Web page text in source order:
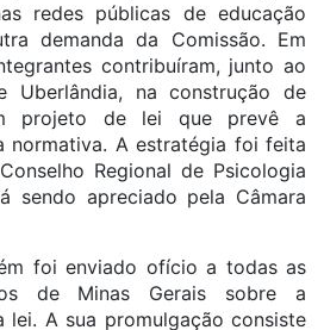
redes públicas de educação
demanda da Comissão. Em
contribuíram, junto ao
Uberlândia, na construção de
projeto de lei que prevê a
normativa. A estratégia foi feita
Regional de Psicologia
sendo apreciado pela Câmara
foi enviado ofício a todas as
de Minas Gerais sobre a
lei. A sua promulgação consiste